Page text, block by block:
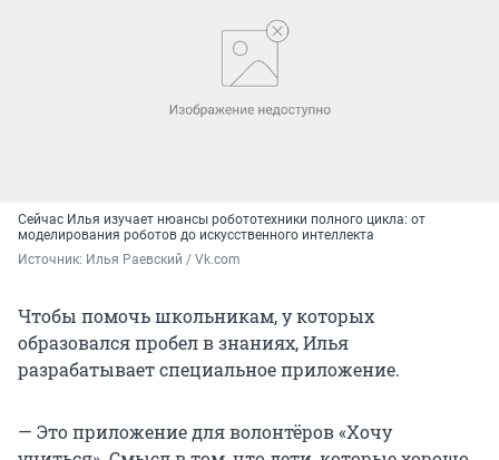
Сейчас Илья изучает нюансы робототехники полного цикла: от
моделирования роботов до искусственного интеллекта
Источник: Илья Раевский / Vk.com
Чтобы помочь школьникам, у которых
образовался пробел в знаниях, Илья
разрабатывает специальное приложение.
— Это приложение для волонтёров «Хочу